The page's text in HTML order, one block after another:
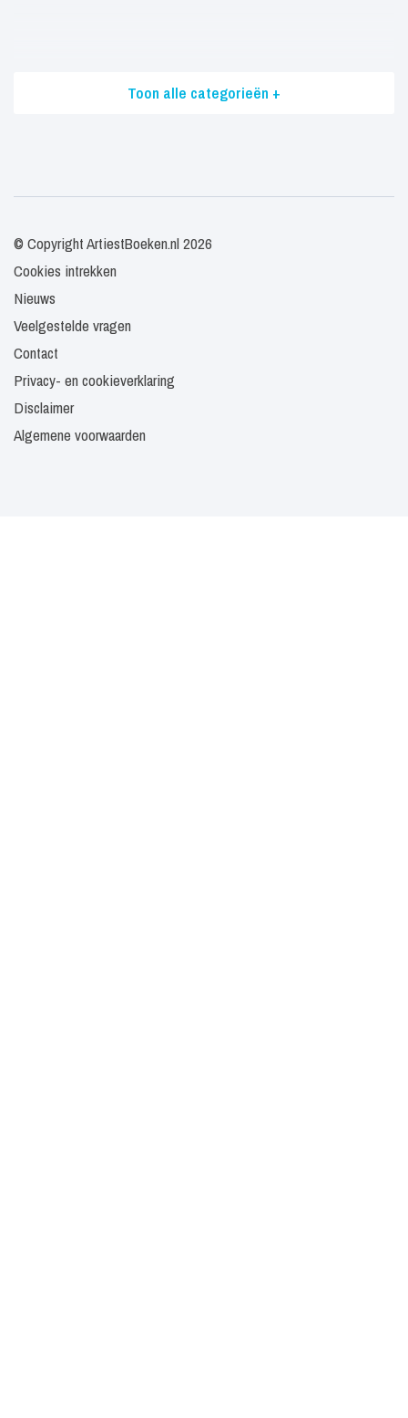
Toon alle categorieën +
© Copyright ArtiestBoeken.nl 2026
Cookies intrekken
Nieuws
Veelgestelde vragen
Contact
Privacy- en cookieverklaring
Disclaimer
Algemene voorwaarden